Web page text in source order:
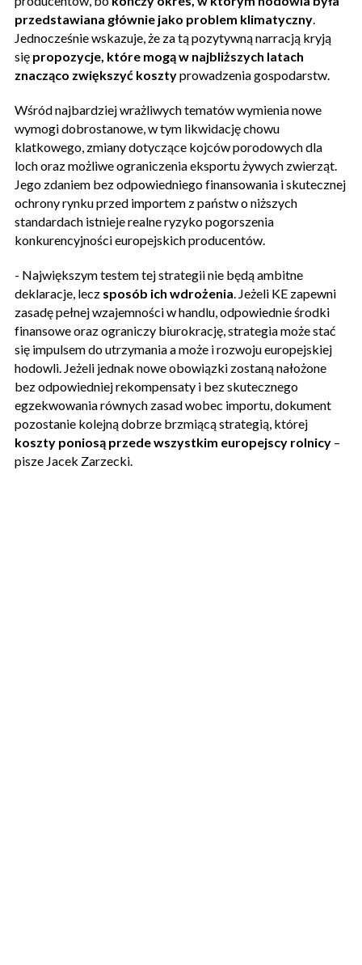
przedstawiana głównie jako problem klimatyczny.
Jednocześnie wskazuje, że za tą pozytywną narracją kryją
się propozycje, które mogą w najbliższych latach
znacząco zwiększyć kosztyprowadzenia gospodarstw.
Wśród najbardziej wrażliwych tematów wymienia nowe
wymogi dobrostanowe, w tym likwidację chowu
klatkowego, zmiany dotyczące kojców porodowych dla
loch oraz możliwe ograniczenia eksportu żywych zwierząt.
Jego zdaniem bez odpowiedniego finansowania i skutecznej
ochrony rynku przed importem z państw o niższych
standardach istnieje realne ryzyko pogorszenia
konkurencyjności europejskich producentów.
- Największym testem tej strategii nie będą ambitne
deklaracje, lecz sposób ich wdrożenia. Jeżeli KE zapewni
zasadę pełnej wzajemności w handlu, odpowiednie środki
finansowe oraz ograniczy biurokrację, strategia może stać
się impulsem do utrzymania a może i rozwoju europejskiej
hodowli. Jeżeli jednak nowe obowiązki zostaną nałożone
bez odpowiedniej rekompensaty i bez skutecznego
egzekwowania równych zasad wobec importu, dokument
pozostanie kolejną dobrze brzmiącą strategią, której
koszty poniosą przede wszystkim europejscy rolnicy –
pisze Jacek Zarzecki.